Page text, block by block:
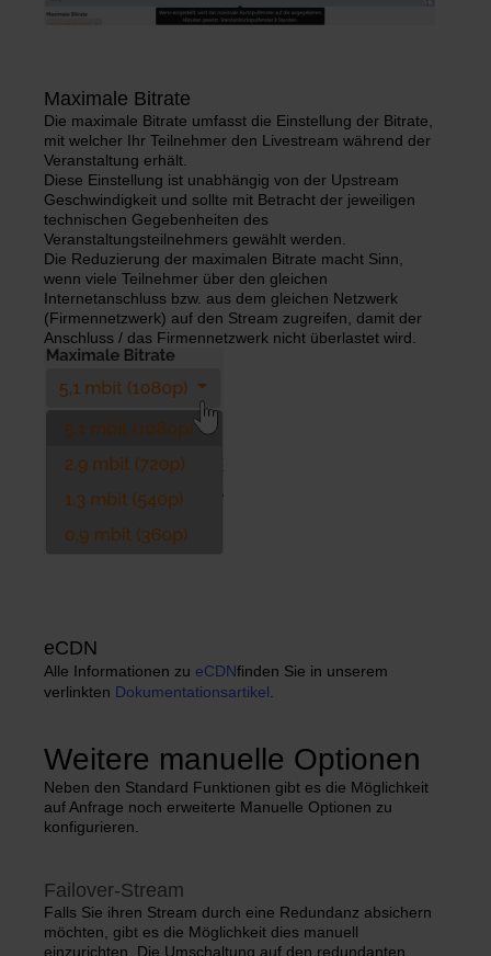
Maximale Bitrate
Die maximale Bitrate umfasst die Einstellung der Bitrate,
mit welcher Ihr Teilnehmer den Livestream während der
Veranstaltung erhält.
Diese Einstellung ist unabhängig von der Upstream
Geschwindigkeit und sollte mit Betracht der jeweiligen
technischen Gegebenheiten des
Veranstaltungsteilnehmers gewählt werden.
Die Reduzierung der maximalen Bitrate macht Sinn,
wenn viele Teilnehmer über den gleichen
Internetanschluss bzw. aus dem gleichen Netzwerk
(Firmennetzwerk) auf den Stream zugreifen, damit der
Anschluss / das Firmennetzwerk nicht überlastet wird.
eCDN
Alle Informationen zu eCDNfinden Sie in unserem
verlinkten Dokumentationsartikel.
Weitere manuelle Optionen
Neben den Standard Funktionen gibt es die Möglichkeit
auf Anfrage noch erweiterte Manuelle Optionen zu
konfigurieren.
Failover-Stream
Falls Sie ihren Stream durch eine Redundanz absichern
möchten, gibt es die Möglichkeit dies manuell
einzurichten. Die Umschaltung auf den redundanten